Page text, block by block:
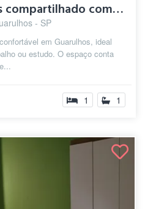
Quarto para Homens compartilhado com cam...
- SP
em Guarulhos, ideal
ou estudo. O espaço conta
1 1